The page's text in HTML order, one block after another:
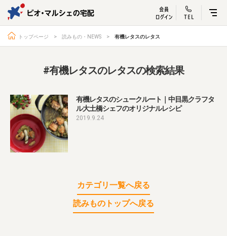
ビオ・マルシェ
宅配サービス紹介
トップページ ビオ・マルシェの想い
宅配サービスについて 読みもの・NEWS
取扱店
お問い合わせ
会社概要 採用情報
トップページ 読みもの・NEWS 有機レタスのレタス
#有機レタスのレタスの検索結果
有機レタスのシュークルート｜中目黒クラフタ
ル大土橋シェフのオリジナルレシピ
2019.9.24
カテゴリ一覧へ戻る
読みものトップへ戻る